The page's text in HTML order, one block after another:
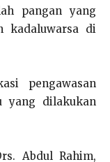
pangan yang
kadaluwarsa di
pengawasan
yang dilakukan
Abdul Rahim,